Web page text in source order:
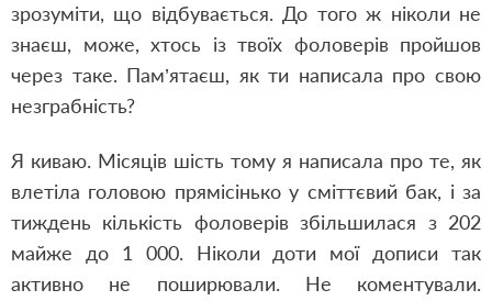
зрозуміти, що відбувається. До того ж ніколи не
знаєш, може, хтось із твоїх фоловерів пройшов
через таке. Пам’ятаєш, як ти написала про свою
незграбність?
Я киваю. Місяців шість тому я написала про те, як
влетіла головою прямісінько у сміттєвий бак, і за
тиждень кількість фоловерів збільшилася з 202
майже до 1 000. Ніколи доти мої дописи так
активно не поширювали. Не коментували.